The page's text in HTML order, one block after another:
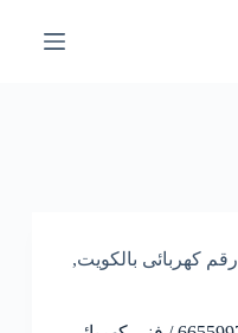
رقم كهربائى بالكويت,